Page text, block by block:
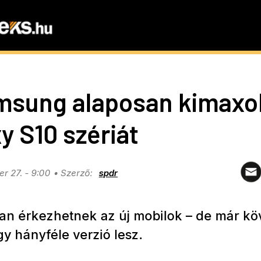
alaposan
S10 szériát
27. - 9:00 spdr
érkezhetnek az új mobilok – de már
hányféle verzió lesz.